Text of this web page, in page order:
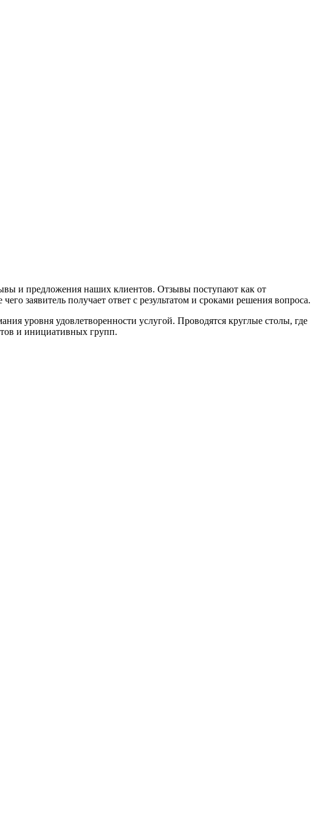
и предложения наших клиентов. Отзывы поступают как от
заявитель получает ответ с результатом и сроками решения вопроса.
уровня удовлетворенности услугой. Проводятся круглые столы, где
и инициативных групп.